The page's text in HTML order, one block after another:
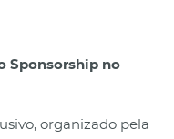
Sponsorship no
organizado pela